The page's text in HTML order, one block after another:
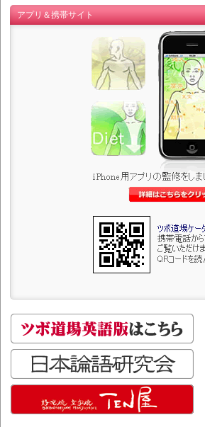
アプリ＆携帯サイト